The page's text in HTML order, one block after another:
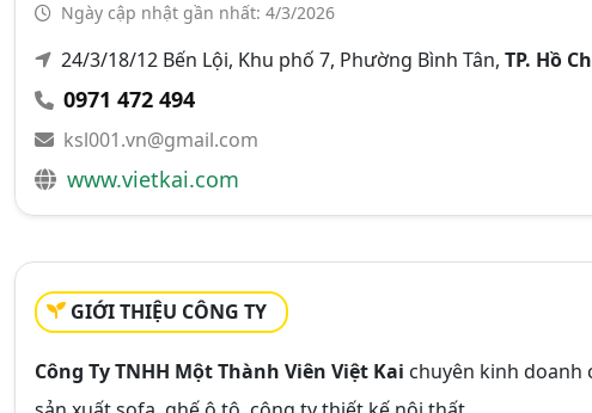
Ngày cập nhật gần nhất: 4/3/2026
24/3/18/12 Bến Lội, Khu phố 7, Phường Bình Tân, TP. Hồ
0971 472 494
ksl001.vn@gmail.com
www.vietkai.com
GIỚI THIỆU CÔNG TY
Công Ty TNHH Một Thành Viên Việt Kai chuyên kinh doanh